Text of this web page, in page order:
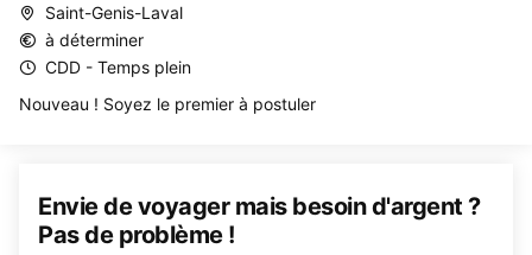
Saint-Genis-Laval
à déterminer
CDD - Temps plein
Nouveau ! Soyez le premier à postuler
Envie de voyager mais besoin d'argent ?
Pas de problème !